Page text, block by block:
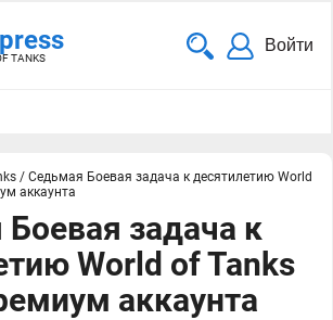
TANKS
Войти
/ Седьмая Боевая задача к десятилетию World
аккаунта
задача к
World of Tanks
аккаунта